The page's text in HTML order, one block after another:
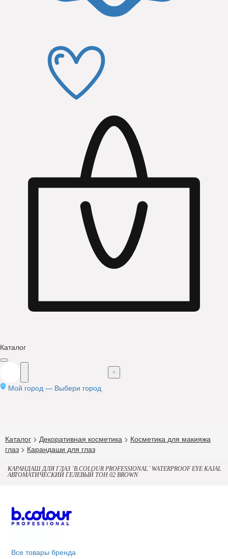
Каталог
Мой город — Выбери город
Каталог > Декоративная косметика > Косметика для макияжа
глаз > Карандаши для глаз
КАРАНДАШ ДЛЯ ГЛАЗ `B.COLOUR PROFESSIONAL` WATERPROOF EYE KAJAL
АВТОМАТИЧЕСКИЙ ГЕЛЕВЫЙ ТОН 02 BROWN
Все товары бренда